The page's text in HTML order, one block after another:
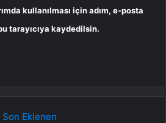
kullanılması için adım, e-posta
tarayıcıya kaydedilsin.
Son Eklenen